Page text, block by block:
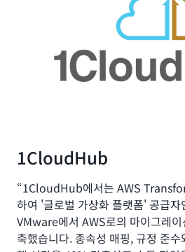
1CloudHub
“1CloudHub에서는 AWS
하여 '글로벌 가상화 플랫폼' 공급자
VMware에서 AWS로의 마이그레
축했습니다. 종속성 매핑, 규정 준